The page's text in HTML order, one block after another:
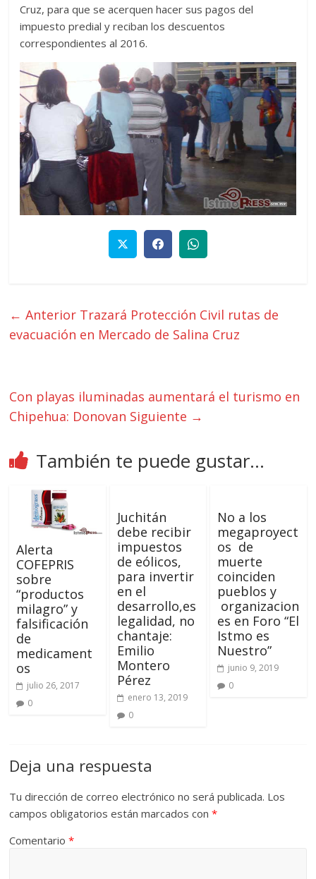
Cruz, para que se acerquen hacer sus pagos del
impuesto predial y reciban los descuentos
correspondientes al 2016.
← Anterior Trazará Protección Civil rutas de
evacuación en Mercado de Salina Cruz
Con playas iluminadas aumentará el turismo en
Chipehua: Donovan Siguiente →
También te puede gustar...
Alerta
COFEPRIS
sobre
“productos
milagro” y
falsificación
de
medicament
os
julio 26, 2017
0
Juchitán
debe recibir
impuestos
de eólicos,
para invertir
en el
desarrollo,es
legalidad, no
chantaje:
Emilio
Montero
Pérez
enero 13, 2019
0
No a los
megaproyect
os de
muerte
coinciden
pueblos y
organizacion
es en Foro “El
Istmo es
Nuestro”
junio 9, 2019
0
Deja una respuesta
Tu dirección de correo electrónico no será publicada. Los
campos obligatorios están marcados con*
Comentario*